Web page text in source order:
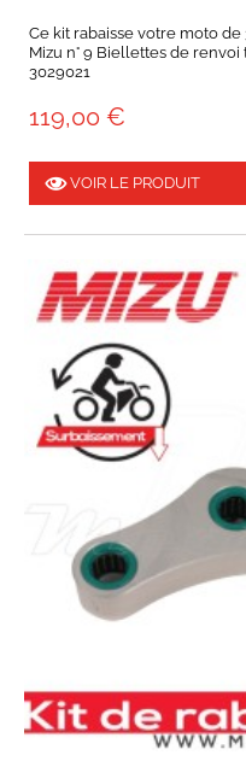
Ce kit rabaisse votre moto de
Mizu n° 9 Biellettes de
3029021
119,00 €
VOIR LE PRODUIT